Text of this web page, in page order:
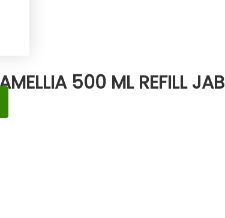
500 ML REFILL JAB